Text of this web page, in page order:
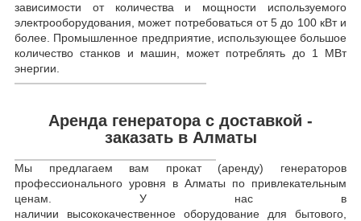
зависимости от количества и мощности используемого
электрооборудования, может потребоваться от 5 до 100 кВт и
более. Промышленное предприятие, использующее большое
количество станков и машин, может потреблять до 1 МВт
энергии.
Аренда генератора с доставкой -
заказать в Алматы
Мы предлагаем вам прокат (аренду) генераторов
профессионального уровня в Алматы по привлекательным
ценам. У нас в
наличии высококачественное оборудование для бытового,